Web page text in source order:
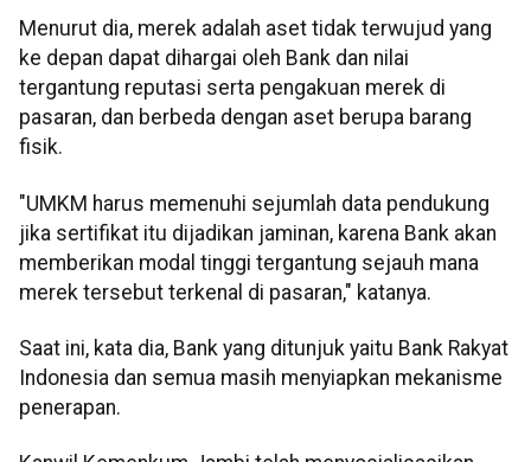
Menurut dia, merek adalah aset tidak terwujud yang
ke depan dapat dihargai oleh Bank dan nilai
tergantung reputasi serta pengakuan merek di
pasaran, dan berbeda dengan aset berupa barang
fisik.
"UMKM harus memenuhi sejumlah data pendukung
jika sertifikat itu dijadikan jaminan, karena Bank akan
memberikan modal tinggi tergantung sejauh mana
merek tersebut terkenal di pasaran," katanya.
Saat ini, kata dia, Bank yang ditunjuk yaitu Bank Rakyat
Indonesia dan semua masih menyiapkan mekanisme
penerapan.